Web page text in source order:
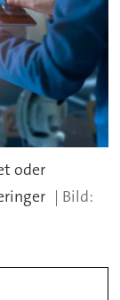
oder